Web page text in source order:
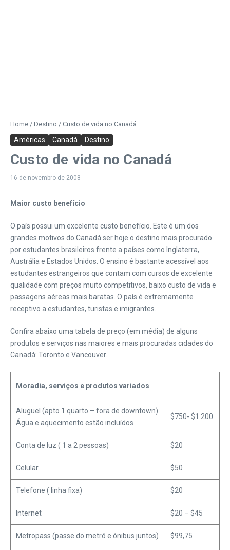
Home / Destino / Custo de vida no Canadá
Américas Canadá Destino
Custo de vida no Canadá
16 de novembro de 2008
Maior custo benefício
O país possui um excelente custo benefício. Este é um dos
grandes motivos do Canadá ser hoje o destino mais procurado
por estudantes brasileiros frente a países como Inglaterra,
Austrália e Estados Unidos. O ensino é bastante acessível aos
estudantes estrangeiros que contam com cursos de excelente
qualidade com preços muito competitivos, baixo custo de vida e
passagens aéreas mais baratas. O país é extremamente
receptivo a estudantes, turistas e imigrantes.
Confira abaixo uma tabela de preço (em média) de alguns
produtos e serviços nas maiores e mais procuradas cidades do
Canadá: Toronto e Vancouver.
Moradia, serviços e produtos variados
Aluguel (apto 1 quarto – fora de downtown)
Água e aquecimento estão incluídos
$750- $1.200
Conta de luz ( 1 a 2 pessoas) $20
Celular $50
Telefone ( linha fixa) $20
Internet $20 – $45
Metropass (passe do metrô e ônibus juntos) $99,75